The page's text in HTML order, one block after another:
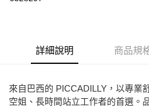
ATM付款
全家取貨付款
詳細說明 商品規
來自巴西的 PICCADILLY，以專業
空姐、長時間站立工作者的首選。